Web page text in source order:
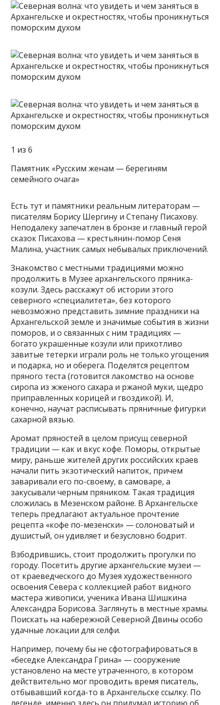
1 из 6
Памятник «Русским женам — берегиням
семейного очага»
Есть тут и памятники реальным литераторам —
писателям Борису Шергину и Степану Писахову.
Неподалеку запечатлен в бронзе и главный герой
сказок Писахова — крестьянин-помор Сеня
Малина, участник самых небывалых приключений.
Знакомство с местными традициями можно
продолжить в Музее архангельского пряника-
козули. Здесь расскажут об истории этого
северного «специалитета», без которого
невозможно представить зимние праздники на
Архангельской земле и значимые события в жизни
поморов, и о связанных с ним традициях —
богато украшенные козули или прихотливо
завитые тетерки играли роль не только угощения
и подарка, но и оберега. Поделятся рецептом
пряного теста (готовится лакомство на основе
сиропа из жженого сахара и ржаной муки, щедро
приправленных корицей и гвоздикой). И,
конечно, научат расписывать пряничные фигурки
сахарной вязью.
Аромат пряностей в целом присущ северной
традиции — как и вкус кофе. Поморы, открытые
миру, раньше жителей других российских краев
начали пить экзотический напиток, причем
заваривали его по-своему, в самоваре, а
закусывали черным пряником. Такая традиция
сложилась в Мезенском районе. В Архангельске
теперь предлагают актуальное прочтение
рецепта «кофе по-мезенски» — солоноватый и
душистый, он удивляет и безусловно бодрит.
Взбодрившись, стоит продолжить прогулки по
городу. Посетить другие архангельские музеи —
от краеведческого до Музея художественного
освоения Севера с коллекцией работ видного
мастера живописи, ученика Ивана Шишкина
Александра Борисова. Заглянуть в местные храмы.
Поискать на набережной Северной Двины особо
удачные локации для селфи.
Например, почему бы не сфотографироваться в
«беседке Александра Грина» — сооружение
установлено на месте утраченного, в котором
действительно мог проводить время писатель,
отбывавший когда-то в Архангельске ссылку. По